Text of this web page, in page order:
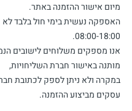
מיום אישור ההזמנה באתר.
האספקה נעשית בימי חול בלבד לא
08:00-18:00.
אנו מספקים משלוחים לישובים
מותנה באישור חברת השליחויות,
עסקים מביצוע ההזמנה.